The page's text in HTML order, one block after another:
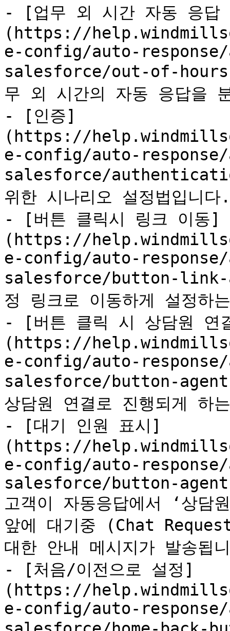
- [업무 외 시간 자동 응답
(https://
e-config/auto-
salesforce/out-of-
무 외 시간의 자동 응답을
- [인증]
(https://
e-config/auto-
salesforce/
위한 시나리오 설정법입니다.
- [버튼 클릭시 링크 이동]
(https://
e-config/auto-
salesforce/button-link-
정 링크로 이동하게 설정하
- [버튼 클릭 시 상담원 연
(https://
e-config/auto-
salesforce/button-
상담원 연결로 진행되게 하
- [대기 인원 표시]
(https://
e-config/auto-
salesforce/button-
고객이 자동응답에서 ‘상
앞에 대기중 (Chat
대한 안내 메시지가 발송됩
- [처음/이전으로 설정]
(https://
e-config/auto-